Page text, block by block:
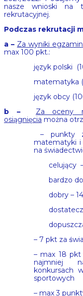
nasze wnioski na
rekrutacyjnej.
Podczas rekrutacji
a – Za wyniki
max 100 pkt.:
język polski
matematyka
język obcy
b –
Za oceny
osiągnięcia można
– punkty
matematyki i
na
celujący
bardzo
dobry –
– 7 pkt za
– max 18 pkt
najmniej
konkursach
sportowych
– max 3